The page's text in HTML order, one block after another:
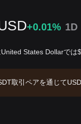
+0.01% 1D
States Dollarでは
取引ペアを通じて